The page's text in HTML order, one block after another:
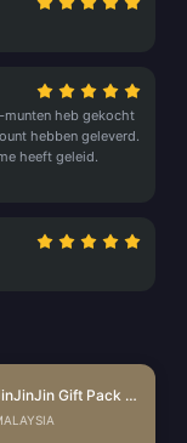
heb gekocht
hebben geleverd.
heeft geleid.
JinJinJin Gift Pack Redeem Code